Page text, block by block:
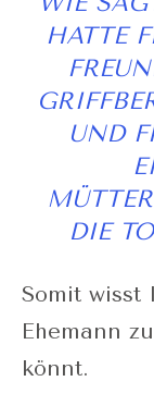
HATTE
UND
DIE
Somit wisst
Ehemann
könnt.